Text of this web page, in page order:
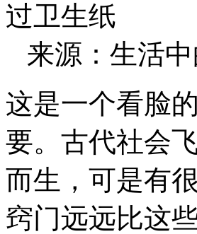
过卫生纸
来源：生活
这是一个看脸
要。古代社会
而生，可是有
窍门远远比这